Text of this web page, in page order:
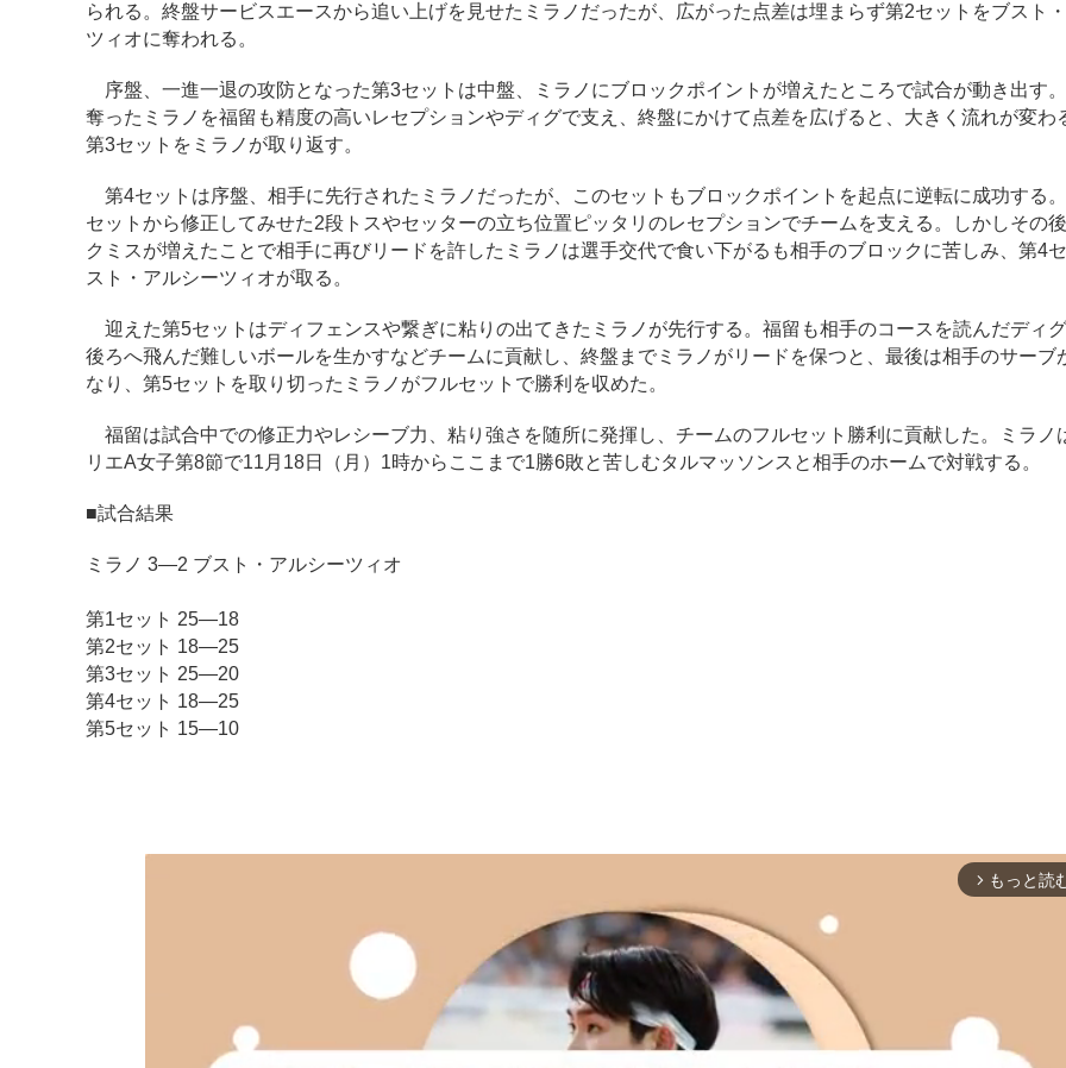
られる。終盤サービスエースから追い上げを見せたミラノだったが、広がった点差は埋まらず第2セットをブスト
ツィオに奪われる。
序盤、一進一退の攻防となった第3セットは中盤、ミラノにブロックポイントが増えたところで試合が動き出す
奪ったミラノを福留も精度の高いレセプションやディグで支え、終盤にかけて点差を広げると、大きく流れが変わ
第3セットをミラノが取り返す。
第4セットは序盤、相手に先行されたミラノだったが、このセットもブロックポイントを起点に逆転に成功する
セットから修正してみせた2段トスやセッターの立ち位置ピッタリのレセプションでチームを支える。しかしその
クミスが増えたことで相手に再びリードを許したミラノは選手交代で食い下がるも相手のブロックに苦しみ、第4
スト・アルシーツィオが取る。
迎えた第5セットはディフェンスや繋ぎに粘りの出てきたミラノが先行する。福留も相手のコースを読んだディ
後ろへ飛んだ難しいボールを生かすなどチームに貢献し、終盤までミラノがリードを保つと、最後は相手のサーブ
なり、第5セットを取り切ったミラノがフルセットで勝利を収めた。
福留は試合中での修正力やレシーブ力、粘り強さを随所に発揮し、チームのフルセット勝利に貢献した。ミラノ
リエA女子第8節で11月18日（月）1時からここまで1勝6敗と苦しむタルマッソンスと相手のホームで対戦する。
■試合結果
ミラノ 3―2 ブスト・アルシーツィオ
第1セット 25―18
第2セット 18―25
第3セット 25―20
第4セット 18―25
第5セット 15―10
arrow_forward_ios もっと読